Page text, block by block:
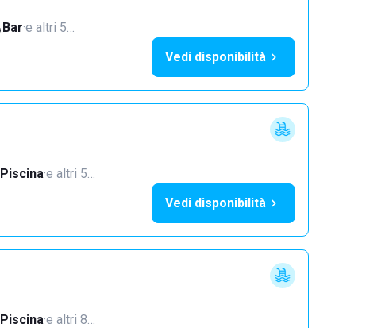
Bar·e altri 5…
Vedi disponibilità
Piscina·e altri 5…
Vedi disponibilità
Piscina·e altri 8…